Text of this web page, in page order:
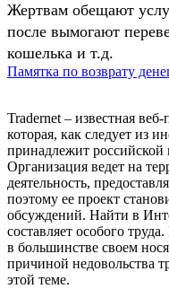
Жертвам обещают
после вымогают
кошелька и т.д.
Памятка по возврату
Tradernet – известная
которая, как следует из
принадлежит
Организация ведет на
деятельность,
поэтому ее проект
обсуждений. Найти в
составляет особого
в большинстве своем
причиной недовольства
этой теме.